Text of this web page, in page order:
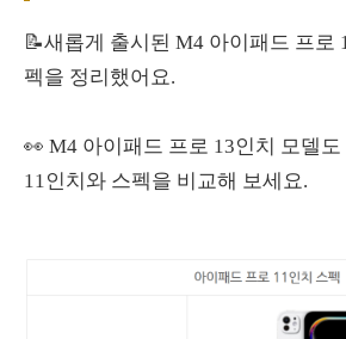
📝새롭게 출시된 M4 아이패드 프로
펙을 정리했어요.
👀 M4 아이패드 프로 13인치 모델
11인치와 스펙을 비교해 보세요.